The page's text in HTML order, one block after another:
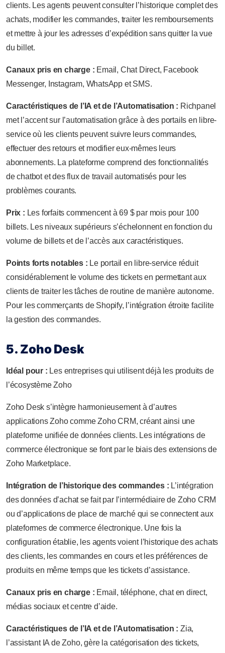
clients. Les agents peuvent consulter l’historique complet des
achats, modifier les commandes, traiter les remboursements
et mettre à jour les adresses d’expédition sans quitter la vue
du billet.
Canaux pris en charge : Email, Chat Direct, Facebook
Messenger, Instagram, WhatsApp et SMS.
Caractéristiques de l’IA et de l’Automatisation : Richpanel
met l’accent sur l’automatisation grâce à des portails en libre-
service où les clients peuvent suivre leurs commandes,
effectuer des retours et modifier eux-mêmes leurs
abonnements. La plateforme comprend des fonctionnalités
de chatbot et des flux de travail automatisés pour les
problèmes courants.
Prix : Les forfaits commencent à 69 $ par mois pour 100
billets. Les niveaux supérieurs s’échelonnent en fonction du
volume de billets et de l’accès aux caractéristiques.
Points forts notables : Le portail en libre-service réduit
considérablement le volume des tickets en permettant aux
clients de traiter les tâches de routine de manière autonome.
Pour les commerçants de Shopify, l’intégration étroite facilite
la gestion des commandes.
5. Zoho Desk
Idéal pour : Les entreprises qui utilisent déjà les produits de
l’écosystème Zoho
Zoho Desk s’intègre harmonieusement à d’autres
applications Zoho comme Zoho CRM, créant ainsi une
plateforme unifiée de données clients. Les intégrations de
commerce électronique se font par le biais des extensions de
Zoho Marketplace.
Intégration de l’historique des commandes : L’intégration
des données d’achat se fait par l’intermédiaire de Zoho CRM
ou d’applications de place de marché qui se connectent aux
plateformes de commerce électronique. Une fois la
configuration établie, les agents voient l’historique des achats
des clients, les commandes en cours et les préférences de
produits en même temps que les tickets d’assistance.
Canaux pris en charge : Email, téléphone, chat en direct,
médias sociaux et centre d’aide.
Caractéristiques de l’IA et de l’Automatisation : Zia,
l’assistant IA de Zoho, gère la catégorisation des tickets,